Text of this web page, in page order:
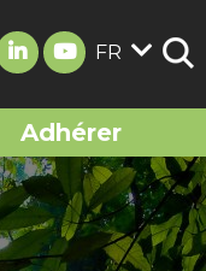
FR
Adhérer